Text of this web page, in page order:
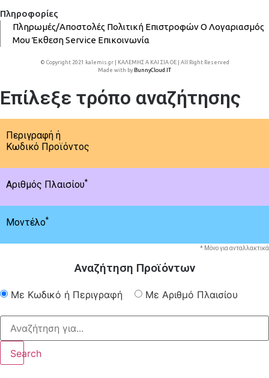
Πληροφορίες
Πληρωμές/Αποστολές Πολιτική ΕπιστροφώνΟ Λογαριασμός
ΜουΈκθεσηService Επικοινωνία
© Copyright 2021 kalemis.gr | ΚΑΛΕΜΗΣ Α ΚΑΙ ΣΙΑ ΟΕ | All Right Reserved
Made with by BunnyCloud.IT
Επίλεξε τρόπο αναζήτησης
Περιγραφή ή
Κωδικό Προϊόντος
Αριθμός Πλαισίου*
Μοντέλο*
* Μόνο για ανταλλακτικά
Αναζήτηση Προϊόντων
Με Κωδικό ή Περιγραφή Με Αριθμό Πλαισίου
Search